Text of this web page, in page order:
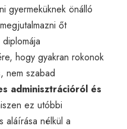
gyermeküknek önálló
őt
hogy gyakran rokonok
nem szabad
adminisztrációról és
ez utóbbi
aláírása nélkül a